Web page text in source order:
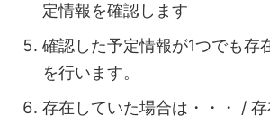
定情報を確認します
確認した予定情報が1つでも存
を行います。
存在していた場合は・・・ /